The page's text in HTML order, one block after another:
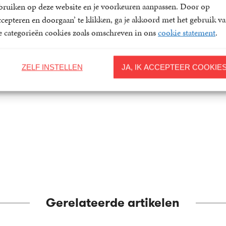
op deze website en je voorkeuren aanpassen. Door op
en doorgaan’ te klikken, ga je akkoord met het gebruik
categorieën cookies zoals omschreven in onscookie statement.
JA, IK ACCEPTEER
ZELF INSTELLEN
24,99
Paperback
Gerelateerde artikelen